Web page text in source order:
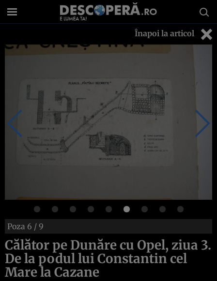
Înapoi la articol
Poza 6 / 9
Călător pe Dunăre cu Opel, ziua 3.
De la podul lui Constantin cel
Mare la Cazane